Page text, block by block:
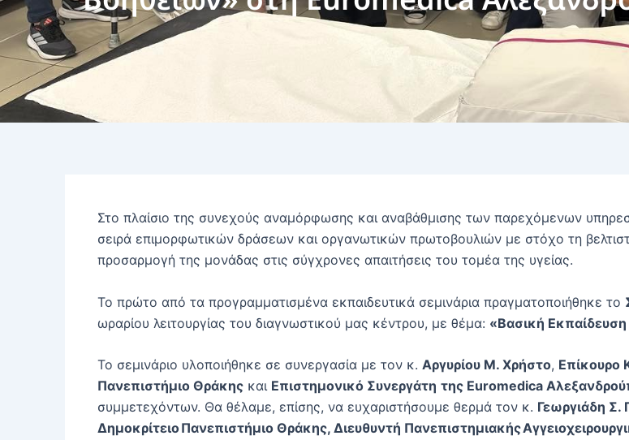
Στο πλαίσιο της συνεχούς αναμόρφωσης και αναβάθμισης των παρεχόμενων
σειρά επιμορφωτικών δράσεων και οργανωτικών πρωτοβουλιών με στόχο τη
προσαρμογή της μονάδας στις σύγχρονες απαιτήσεις του τομέα της υγείας.
Το πρώτο από τα προγραμματισμένα εκπαιδευτικά σεμινάρια πραγματοποιήθηκε το
ωραρίου λειτουργίας του διαγνωστικού μας κέντρου, με θέμα: «Βασική
Το σεμινάριο υλοποιήθηκε σε συνεργασία με τον κ. Αργυρίου Μ. Χρήστο, Επίκουρο
Πανεπιστήμιο Θράκης και Επιστημονικό Συνεργάτη της Euromedica
συμμετεχόντων. Θα θέλαμε, επίσης, να ευχαριστήσουμε θερμά τον κ. Γεωργιάδη Σ.
Δημοκρίτειο Πανεπιστήμιο Θράκης, Διευθυντή Πανεπιστημιακής